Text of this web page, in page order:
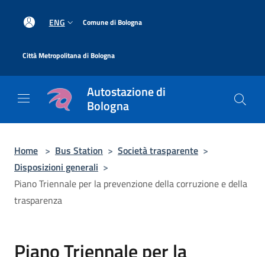
ENG Comune di Bologna
Città Metropolitana di Bologna
Autostazione di
Bologna
Home > Bus Station > Società trasparente >
Disposizioni generali >
Piano Triennale per la prevenzione della corruzione e della
trasparenza
Piano Triennale per la